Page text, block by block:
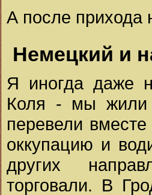
А после прихода
Немецкий и
Я иногда даже
Коля - мы жили
перевели
оккупацию и
других
торговали. В